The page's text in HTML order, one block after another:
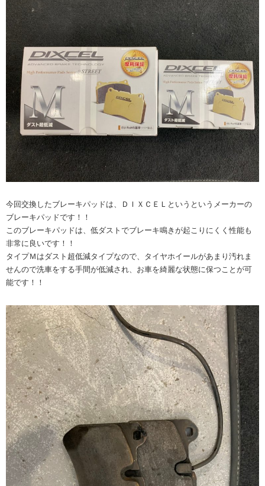
今回交換したブレーキパッドは、ＤＩＸＣＥＬというというメーカーの
ブレーキパッドです！！
このブレーキパッドは、低ダストでブレーキ鳴きが起こりにくく性能も
非常に良いです！！
タイプＭはダスト超低減タイプなので、タイヤホイールがあまり汚れま
せんので洗車をする手間が低減され、お車を綺麗な状態に保つことが可
能です！！